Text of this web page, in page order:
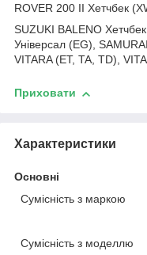
ROVER 200 II Хетчбек
SUZUKI BALENO
Універсал (EG),
VITARA (ET, TA, TD),
Приховати
Характеристики
Основні
Сумісність з маркою
Сумісність з моделлю